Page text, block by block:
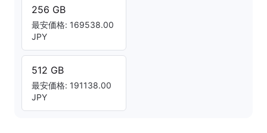
256 GB
最安価格: 169538.00
JPY
512 GB
最安価格: 191138.00
JPY